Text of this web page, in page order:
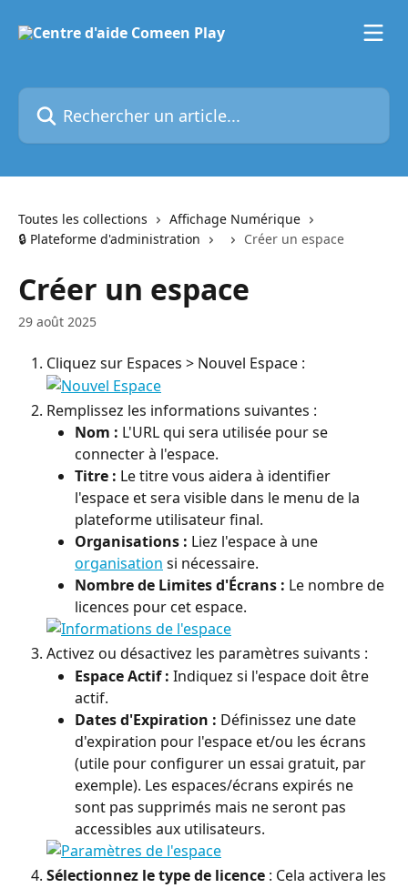
Rechercher un article...
Toutes les collections
Affichage Numérique
🔒 Plateforme d'administration
Créer un espace
Créer un espace
29 août 2025
Cliquez sur Espaces > Nouvel Espace :
Remplissez les informations suivantes :
Nom : L'URL qui sera utilisée pour se
connecter à l'espace.
Titre : Le titre vous aidera à identifier
l'espace et sera visible dans le menu de la
plateforme utilisateur final.
Organisations : Liez l'espace à une
organisation si nécessaire.
Nombre de Limites d'Écrans : Le nombre de
licences pour cet espace.
Activez ou désactivez les paramètres suivants :
Espace Actif : Indiquez si l'espace doit être
actif.
Dates d'Expiration : Définissez une date
d'expiration pour l'espace et/ou les écrans
(utile pour configurer un essai gratuit, par
exemple). Les espaces/écrans expirés ne
sont pas supprimés mais ne seront pas
accessibles aux utilisateurs.
Sélectionnez le type de licence : Cela activera les